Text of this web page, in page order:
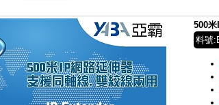
500
料號